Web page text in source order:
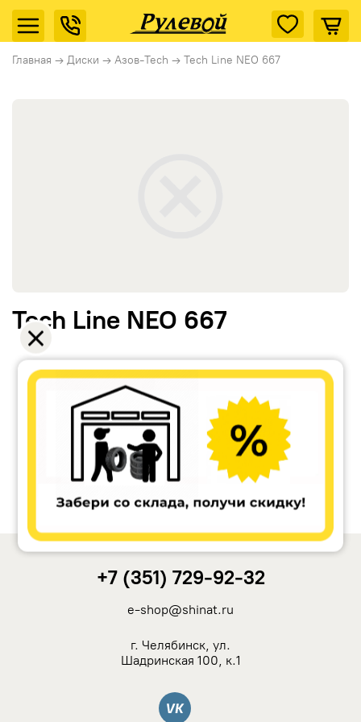
Главная → Диски → Азов-Tech → Tech Line NEO 667
Remain
Carwel
Tech Line NEO 667
+7 (351) 729-92-32
e-shop@shinat.ru
г. Челябинск, ул.
Шадринская 100, к.1
Вконтакте